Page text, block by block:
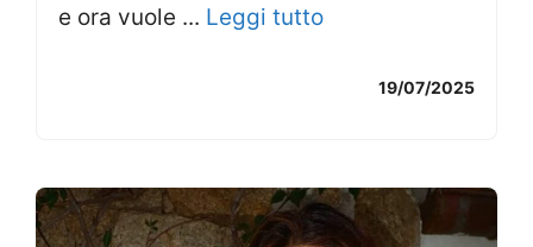
e ora vuole ... Leggi tutto
19/07/2025